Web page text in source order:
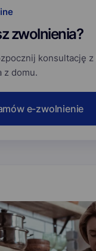
zwolnienia?
konsultację z
z domu.
e-zwolnienie